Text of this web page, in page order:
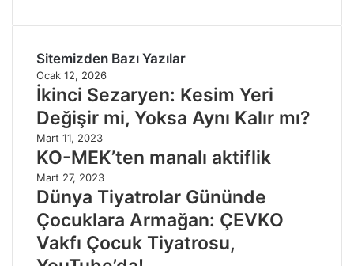
Sitemizden Bazı Yazılar
Ocak 12, 2026
İkinci Sezaryen: Kesim Yeri
Değişir mi, Yoksa Aynı Kalır mı?
Mart 11, 2023
KO-MEK’ten manalı aktiflik
Mart 27, 2023
Dünya Tiyatrolar Gününde
Çocuklara Armağan: ÇEVKO
Vakfı Çocuk Tiyatrosu,